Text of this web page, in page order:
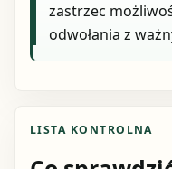
zastrzec
odwołania z
LISTA KONTROLNA